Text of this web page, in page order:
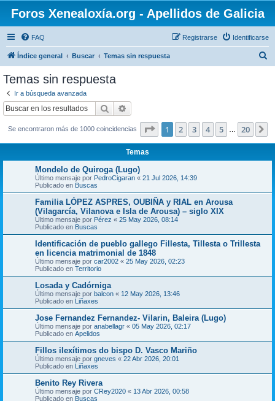
Foros Xenealoxía.org - Apellidos de Galicia
FAQ Identificarse
Registrarse
Índice general Buscar Temas sin respuesta
Temas sin respuesta
Ir a búsqueda avanzada
Buscar
Se encontraron más de 1000 coincidencias Página de 20
1 2 3 4 5 20
Temas
Mondelo de Quiroga (Lugo)
Último mensaje por PedroCigaran « 21 Jul 2026, 14:39
Publicado en Buscas
Familia LÓPEZ ASPRES, OUBIÑA y RIAL en Arousa
(Vilagarcía, Vilanova e Isla de Arousa) – siglo XIX
Último mensaje por Pérez « 25 May 2026, 08:14
Publicado en Buscas
Identificación de pueblo gallego Fillesta, Tillesta o Trillesta
en licencia matrimonial de 1848
Último mensaje por car2002 « 25 May 2026, 02:23
Publicado en Territorio
Losada y Cadórniga
Último mensaje por balcon « 12 May 2026, 13:46
Publicado en Liñaxes
Jose Fernandez Fernandez- Vilarin, Baleira (Lugo)
Último mensaje por anabellagr « 05 May 2026, 02:17
Publicado en Apelidos
Fillos ilexítimos do bispo D. Vasco Mariño
Último mensaje por gneves « 22 Abr 2026, 20:01
Publicado en Liñaxes
Benito Rey Rivera
Último mensaje por CRey2020 « 13 Abr 2026, 00:58
Publicado en Buscas